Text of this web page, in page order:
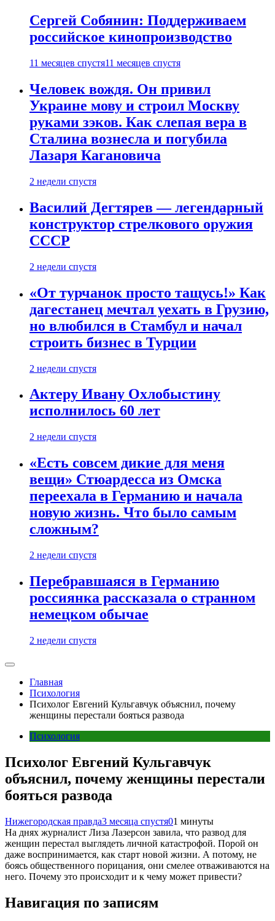
Сергей Собянин: Поддерживаем
российское кинопроизводство
11 месяцев спустя11 месяцев спустя
Человек вождя. Он привил
Украине мову и строил Москву
руками зэков. Как слепая вера в
Сталина вознесла и погубила
Лазаря Кагановича
2 недели спустя
Василий Дегтярев — легендарный
конструктор стрелкового оружия
СССР
2 недели спустя
«От турчанок просто тащусь!» Как
дагестанец мечтал уехать в Грузию,
но влюбился в Стамбул и начал
строить бизнес в Турции
2 недели спустя
Актеру Ивану Охлобыстину
исполнилось 60 лет
2 недели спустя
«Есть совсем дикие для меня
вещи» Стюардесса из Омска
переехала в Германию и начала
новую жизнь. Что было самым
сложным?
2 недели спустя
Перебравшаяся в Германию
россиянка рассказала о странном
немецком обычае
2 недели спустя
Главная
Психология
Психолог Евгений Кульгавчук объяснил, почему
женщины перестали бояться развода
Психология
Психолог Евгений Кульгавчук
объяснил, почему женщины перестали
бояться развода
Нижегородская правда3 месяца спустя01 минуты
На днях журналист Лиза Лазерсон завила, что развод для
женщин перестал выглядеть личной катастрофой. Порой он
даже воспринимается, как старт новой жизни. А потому, не
боясь общественного порицания, они смелее отваживаются на
него. Почему это происходит и к чему может привести?
Навигация по записям